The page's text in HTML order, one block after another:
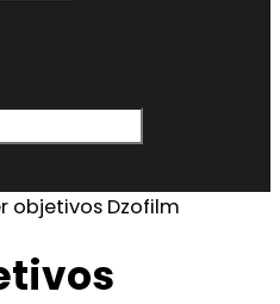
objetivos Dzofilm